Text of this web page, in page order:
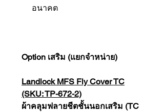
อนาคต
Option เสริม (แยกจำหน่าย)
Landlock MFS Fly Cover TC
(SKU: TP-672-2)
ผ้าคลุมฟลายชีตชั้นนอกเสริม (TC